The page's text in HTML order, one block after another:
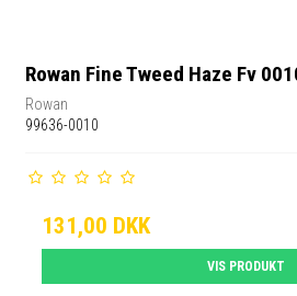
Rowan Fine Tweed Haze Fv
Rowan
99636-0010
131,00 DKK
VIS PRODUKT